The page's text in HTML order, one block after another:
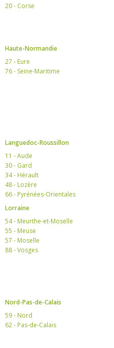
20 - Corse
Haute-Normandie
27 - Eure
76 - Seine-Maritime
Languedoc-Roussillon
11 - Aude
30 - Gard
34 - Hérault
48 - Lozère
66 - Pyrénées-Orientales
Lorraine
54 - Meurthe-et-Moselle
55 - Meuse
57 - Moselle
88 - Vosges
Nord-Pas-de-Calais
59 - Nord
62 - Pas-de-Calais